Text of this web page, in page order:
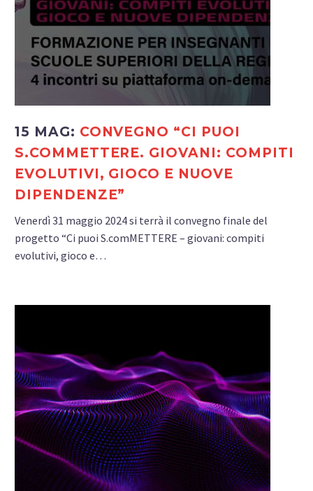
15 MAG: CONVEGNO “CI PUOI
S.COMMETTERE. GIOVANI: COMPITI
EVOLUTIVI, GIOCO E NUOVE
DIPENDENZE”
Venerdì 31 maggio 2024 si terrà il convegno finale del
progetto “Ci puoi S.comMETTERE – giovani: compiti
evolutivi, gioco e…